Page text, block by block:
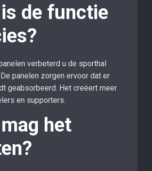
de functie
verbeterd u de sporthal
panelen zorgen ervoor dat er
geabsorbeerd. Het creëert meer
en supporters.
het